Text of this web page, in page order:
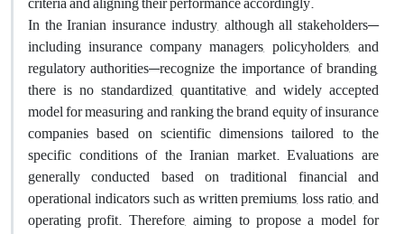
In the Iranian insurance industry, although all stakeholders—
including insurance company managers, policyholders, and
regulatory authorities—recognize the importance of branding,
there is no standardized, quantitative, and widely accepted
model for measuring and ranking the brand equity of insurance
companies based on scientific dimensions tailored to the
specific conditions of the Iranian market. Evaluations are
generally conducted based on traditional financial and
operational indicators such as written premiums, loss ratio, and
operating profit. Therefore, aiming to propose a model for